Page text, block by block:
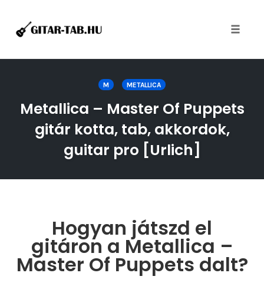
M METALLICA
Metallica – Master Of Puppets
gitár kotta, tab, akkordok,
guitar pro [Urlich]
Hogyan játszd el
gitáron a Metallica –
Master Of Puppets dalt?